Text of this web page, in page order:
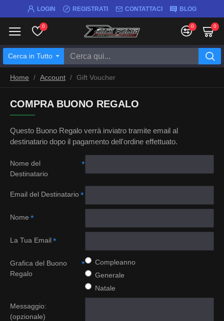
LOGIN REGISTRATI CONTATTACI BLOG
0 0 0
Cerca in Tutto
Home Account Gift Voucher
COMPRA BUONO REGALO
Questo Buono Regalo verrà inviatro tramite email al
destinatario dopo il pagamento dell'ordine effettuato.
Nome del
Destinatario
Email del Destinatario
Nome
La Tua Email
Grafica del Buono
Regalo
Compleanno
Generale
Natale
Messaggio:
(opzionale)